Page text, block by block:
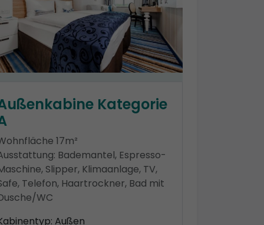
Kategorie
17m²
Bademantel, Espresso-
Slipper, Klimaanlage, TV,
Telefon, Haartrockner, Bad mit
WC
Außen